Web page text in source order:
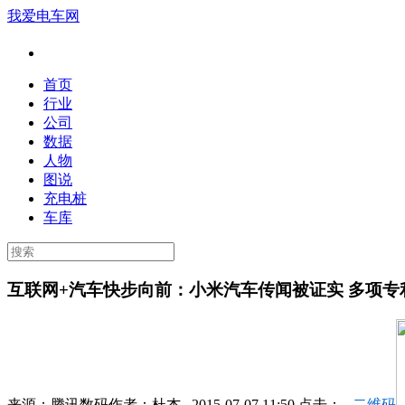
我爱电车网
首页
行业
公司
数据
人物
图说
充电桩
车库
互联网+汽车快步向前：小米汽车传闻被证实 多项专